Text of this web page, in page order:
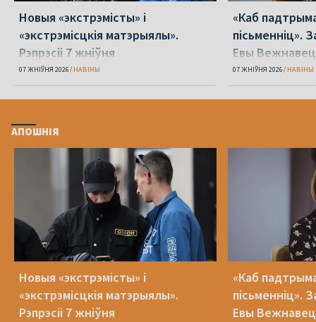
Новыя «экстрэмісты» і
«экстрэмісцкія матэрыялы».
Рэпрэсіі 7 жніўня
07 ЖНІЎНЯ 2026 НАВІНЫ
«Каб
пісьменніц».
Евы Вежнавец
07 ЖНІЎНЯ 2026 НАВІНЫ
АПОШНІЯ
Новыя «экстрэмісты» і
«экстрэмісцкія матэрыялы».
Рэпрэсіі 7 жніўня
«Каб
пісьменніц».
Евы Вежнавец